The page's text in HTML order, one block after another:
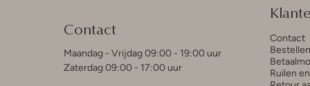
Contact
Maandag - Vrijdag 09:00 - 19:00 uur
Zaterdag 09:00 - 17:00 uur
Contact
Ruilen